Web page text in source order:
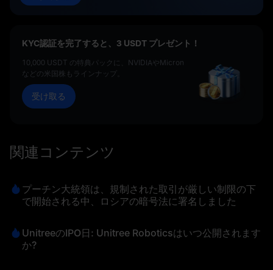
KYC認証を完了すると、3 USDT プレゼント！
10,000 USDT の特典パックに、NVIDIAやMicron
などの米国株もラインナップ。
受け取る
関連コンテンツ
プーチン大統領は、規制された取引が厳しい制限の下
で開始される中、ロシアの暗号法に署名しました
UnitreeのIPO日: Unitree Roboticsはいつ公開されます
か?